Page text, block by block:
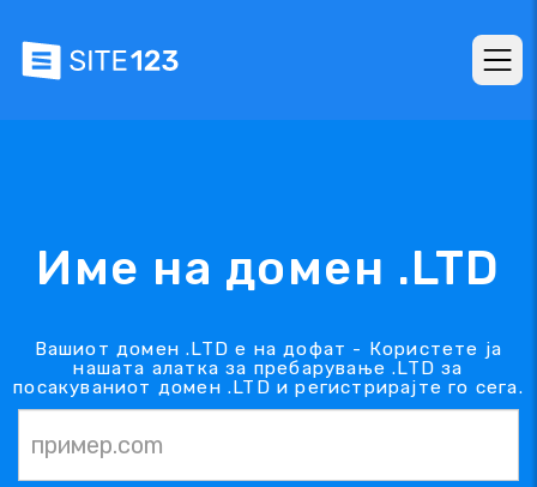
Име на домен .LTD
Вашиот домен .LTD е на дофат - Користете ја
нашата алатка за пребарување .LTD за
посакуваниот домен .LTD и регистрирајте го сега.